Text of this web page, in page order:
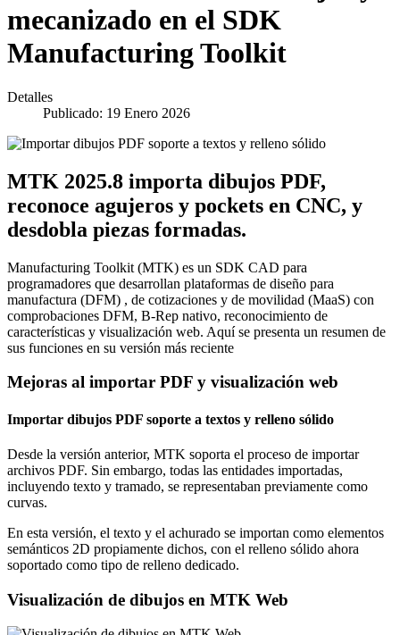
mecanizado en el SDK
Manufacturing Toolkit
Detalles
Publicado: 19 Enero 2026
MTK 2025.8 importa dibujos PDF,
reconoce agujeros y pockets en CNC, y
desdobla piezas formadas.
Manufacturing Toolkit (MTK) es un SDK CAD para
programadores que desarrollan plataformas de diseño para
manufactura (DFM) , de cotizaciones y de movilidad (MaaS) con
comprobaciones DFM, B-Rep nativo, reconocimiento de
características y visualización web. Aquí se presenta un resumen de
sus funciones en su versión más reciente
Mejoras al importar PDF y visualización web
Importar dibujos PDF soporte a textos y relleno sólido
Desde la versión anterior, MTK soporta el proceso de importar
archivos PDF. Sin embargo, todas las entidades importadas,
incluyendo texto y tramado, se representaban previamente como
curvas.
En esta versión, el texto y el achurado se importan como elementos
semánticos 2D propiamente dichos, con el relleno sólido ahora
soportado como tipo de relleno dedicado.
Visualización de dibujos en MTK Web